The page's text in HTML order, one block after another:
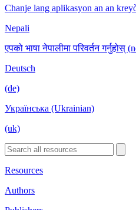
Chanje lang aplikasyon an an
Nepali
एपको भाषा नेपालीमा परिवर्तन गर्नुहोस्
Deutsch
(de)
Українська (Ukrainian)
(uk)
Resources
Authors